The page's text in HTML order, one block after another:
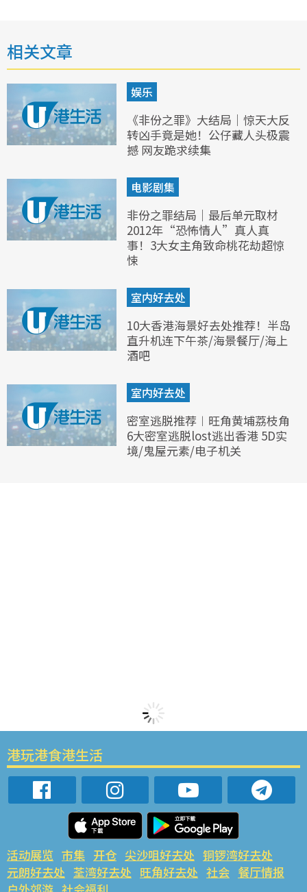
相关文章
娱乐
《非份之罪》大结局｜惊天大反
转凶手竟是她！公仔藏人头极震
撼 网友跪求续集
电影剧集
非份之罪结局｜最后单元取材
2012年“恐怖情人”真人真
事！3大女主角致命桃花劫超惊
悚
室内好去处
10大香港海景好去处推荐！半岛
直升机连下午茶/海景餐厅/海上
酒吧
室内好去处
密室逃脱推荐︱旺角黄埔荔枝角
6大密室逃脱lost逃出香港 5D实
境/鬼屋元素/电子机关
港玩港食港生活
活动展览 市集 开仓 尖沙咀好去处 铜锣湾好去处
元朗好去处 荃湾好去处 旺角好去处 社会 餐厅情报